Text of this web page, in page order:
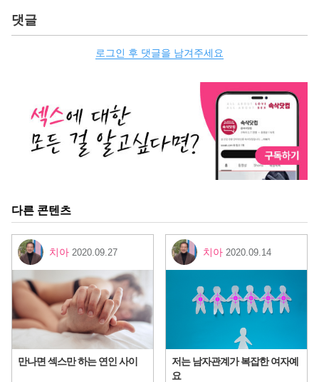
댓글
로그인 후 댓글을 남겨주세요
다른 콘텐츠
치아 2020.09.27
만나면 섹스만 하는 연인 사이
치아 2020.09.14
저는 남자관계가 복잡한 여자예
요